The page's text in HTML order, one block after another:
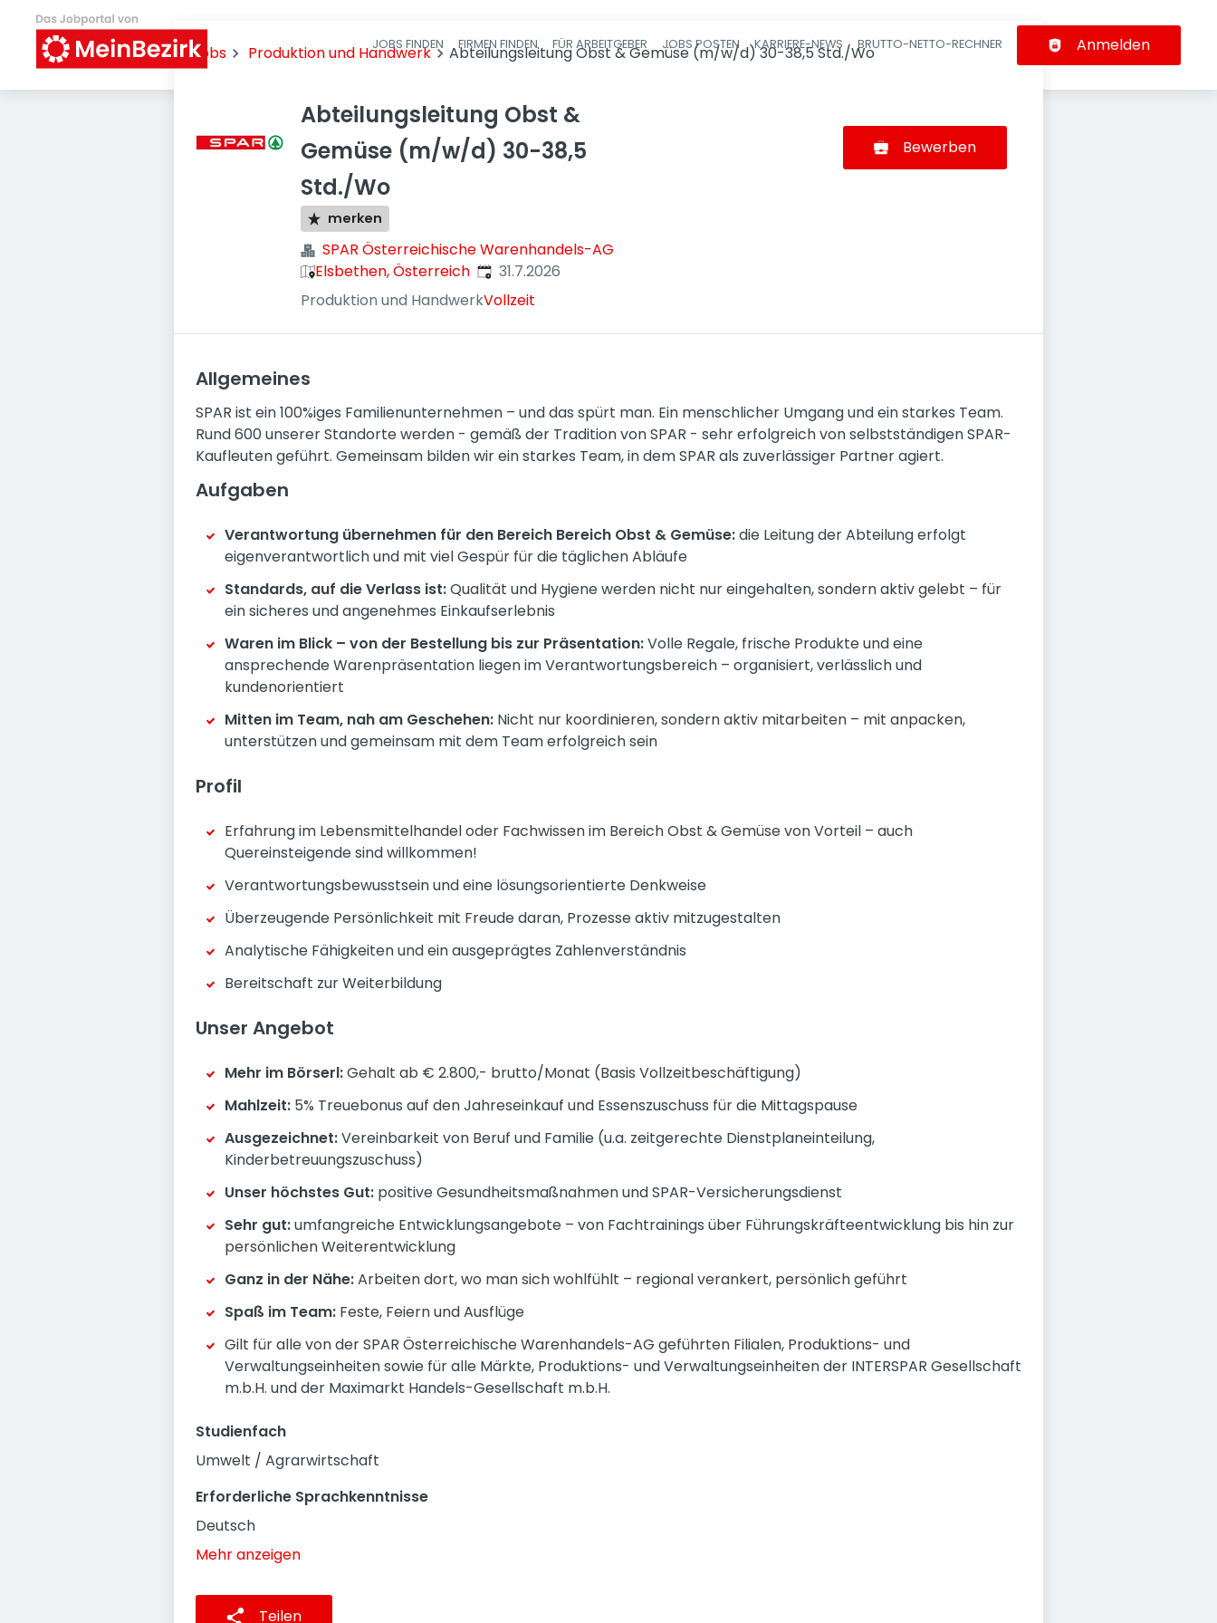
Haupt-Navigation
JOBS FINDEN FIRMEN FINDEN FÜR ARBEITGEBER JOBS POSTEN KARRIERE-NEWS BRUTTO-NETTO-RECHNER Anmelden
Jobs Produktion und Handwerk Abteilungsleitung Obst & Gemüse (m/w/d) 30-38,5 Std./Wo
Abteilungsleitung Obst &
Gemüse (m/w/d) 30-38,5
Std./Wo
merken
SPAR Österreichische Warenhandels-AG
Elsbethen, Österreich Veröffentlicht
31.7.2026
Produktion und HandwerkVollzeit
Bewerben
Allgemeines
SPAR ist ein 100%iges Familienunternehmen – und das spürt man. Ein menschlicher Umgang und ein starkes Team.
Rund 600 unserer Standorte werden - gemäß der Tradition von SPAR - sehr erfolgreich von selbstständigen SPAR-
Kaufleuten geführt. Gemeinsam bilden wir ein starkes Team, in dem SPAR als zuverlässiger Partner agiert.
Aufgaben
Verantwortung übernehmen für den Bereich Bereich Obst & Gemüse:die Leitung der Abteilung erfolgt
eigenverantwortlich und mit viel Gespür für die täglichen Abläufe
Standards, auf die Verlass ist:Qualität und Hygiene werden nicht nur eingehalten, sondern aktiv gelebt – für
ein sicheres und angenehmes Einkaufserlebnis
Waren im Blick – von der Bestellung bis zur Präsentation:Volle Regale, frische Produkte und eine
ansprechende Warenpräsentation liegen im Verantwortungsbereich – organisiert, verlässlich und
kundenorientiert
Mitten im Team, nah am Geschehen: Nicht nur koordinieren, sondern aktiv mitarbeiten – mit anpacken,
unterstützen und gemeinsam mit dem Team erfolgreich sein
Profil
Erfahrung im Lebensmittelhandel oder Fachwissen im Bereich Obst & Gemüse von Vorteil – auch
Quereinsteigende sind willkommen!
Verantwortungsbewusstsein und eine lösungsorientierte Denkweise
Überzeugende Persönlichkeit mit Freude daran, Prozesse aktiv mitzugestalten
Analytische Fähigkeiten und ein ausgeprägtes Zahlenverständnis
Bereitschaft zur Weiterbildung
Unser Angebot
Mehr im Börserl:Gehalt ab € 2.800,- brutto/Monat (Basis Vollzeitbeschäftigung)
Mahlzeit: 5% Treuebonus auf den Jahreseinkauf und Essenszuschuss für die Mittagspause
Ausgezeichnet:Vereinbarkeit von Beruf und Familie (u.a. zeitgerechte Dienstplaneinteilung,
Kinderbetreuungszuschuss)
Unser höchstes Gut: positive Gesundheitsmaßnahmen und SPAR-Versicherungsdienst
Sehr gut:umfangreiche Entwicklungsangebote – von Fachtrainings über Führungskräfteentwicklung bis hin zur
persönlichen Weiterentwicklung
Ganz in der Nähe:Arbeiten dort, wo man sich wohlfühlt – regional verankert, persönlich geführt
Spaß im Team: Feste, Feiern und Ausflüge
Gilt für alle von der SPAR Österreichische Warenhandels-AG geführten Filialen, Produktions- und
Verwaltungseinheiten sowie für alle Märkte, Produktions- und Verwaltungseinheiten der INTERSPAR Gesellschaft
m.b.H. und der Maximarkt Handels-Gesellschaft m.b.H.
Studienfach
Umwelt / Agrarwirtschaft
Erforderliche Sprachkenntnisse
Deutsch
Mehr anzeigen
Teilen